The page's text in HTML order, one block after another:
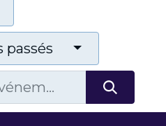
passés